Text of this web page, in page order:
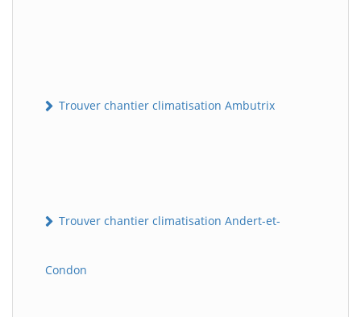
Trouver chantier climatisation Ambutrix
Trouver chantier climatisation Andert-et-
Condon